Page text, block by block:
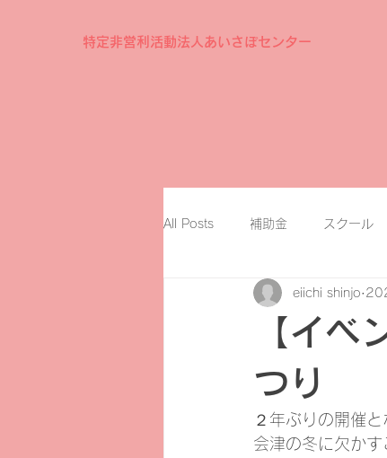
特定非営利活動法人あいさぽセンター
All Posts 補助金 スクール
【イベ
つり
eiichi shinjo
２年ぶりの開催
会津の冬に欠かす